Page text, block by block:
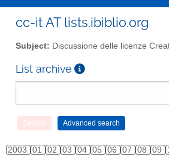
cc-it AT lists.ibiblio.org
Subject: Discussione delle licenze
List archive
2003 01 02 03 04 05 06 07 08 09